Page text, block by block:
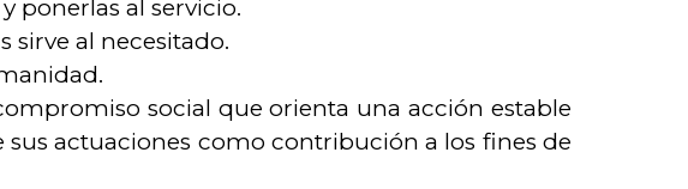
ponerlas al servicio.
sirve al necesitado.
social que orienta una acción estable
sus actuaciones como contribución a los fines de